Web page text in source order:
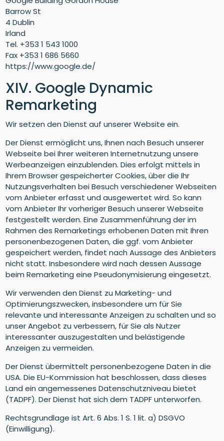
Barrow St
4 Dublin
Irland
Tel. +353 1 543 1000
Fax +353 1 686 5660
https://www.google.de/
XIV. Google Dynamic
Remarketing
Wir setzen den Dienst auf unserer Website ein.
Der Dienst ermöglicht uns, Ihnen nach Besuch unserer
Webseite bei Ihrer weiteren Internetnutzung unsere
Werbeanzeigen einzublenden. Dies erfolgt mittels in
Ihrem Browser gespeicherter Cookies, über die Ihr
Nutzungsverhalten bei Besuch verschiedener Webseiten
vom Anbieter erfasst und ausgewertet wird. So kann
vom Anbieter Ihr vorheriger Besuch unserer Webseite
festgestellt werden. Eine Zusammenführung der im
Rahmen des Remarketings erhobenen Daten mit Ihren
personenbezogenen Daten, die ggf. vom Anbieter
gespeichert werden, findet nach Aussage des Anbieters
nicht statt. Insbesondere wird nach dessen Aussage
beim Remarketing eine Pseudonymisierung eingesetzt.
Wir verwenden den Dienst zu Marketing- und
Optimierungszwecken, insbesondere um für Sie
relevante und interessante Anzeigen zu schalten und so
unser Angebot zu verbessern, für Sie als Nutzer
interessanter auszugestalten und belästigende
Anzeigen zu vermeiden.
Der Dienst übermittelt personenbezogene Daten in die
USA. Die EU-Kommission hat beschlossen, dass dieses
Land ein angemessenes Datenschutzniveau bietet
(TADPF). Der Dienst hat sich dem TADPF unterworfen.
Rechtsgrundlage ist Art. 6 Abs. 1 S. 1 lit. a) DSGVO
(Einwilligung).